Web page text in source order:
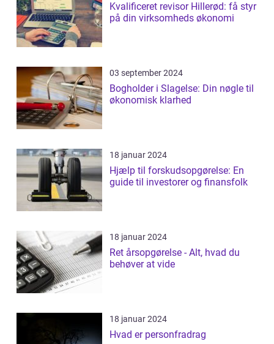
Kvalificeret revisor Hillerød: få styr
på din virksomheds økonomi
03 september 2024
Bogholder i Slagelse: Din nøgle til
økonomisk klarhed
18 januar 2024
Hjælp til forskudsopgørelse: En
guide til investorer og finansfolk
18 januar 2024
Ret årsopgørelse - Alt, hvad du
behøver at vide
18 januar 2024
Hvad er personfradrag